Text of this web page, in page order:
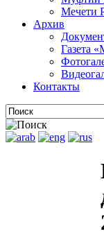
Мечети
Архив
Газета
Контакты